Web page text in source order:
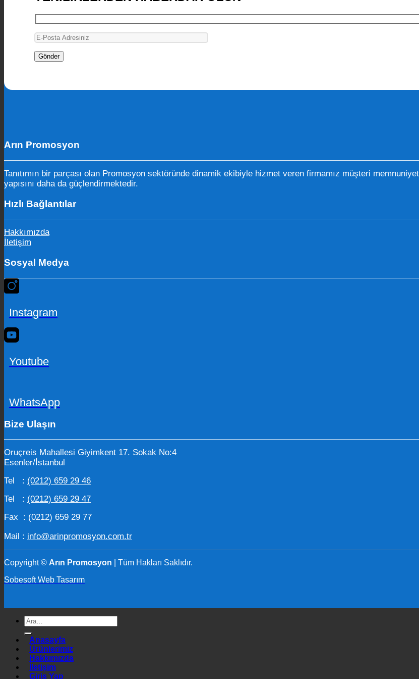
Arın Promosyon
Tanıtımın bir parçası olan Promosyon sektöründe dinamik ekibiyle hizmet veren firmamız müşteri
yapısını daha da güçlendirmektedir.
Hızlı Bağlantılar
Hakkımızda
İletişim
Sosyal Medya
Instagram
Youtube
WhatsApp
Bize Ulaşın
Oruçreis Mahallesi Giyimkent 17. Sokak No:4
Esenler/İstanbul
Tel : (0212) 659 29 46
Tel : (0212) 659 29 47
Fax : (0212) 659 29 77
Mail : info@arinpromosyon.com.tr
Copyright © Arın Promosyon
| Tüm Hakları Saklıdır.
Sobesoft Web Tasarım
Ara:
Anasayfa
Ürünlerimiz
Hakkımızda
İletişim
Giriş Yap